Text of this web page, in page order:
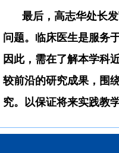
最后，高志华处长
问题。临床医生是服务
因此，需在了解本学科
较前沿的研究成果， 围
究。 以保证将来实践教